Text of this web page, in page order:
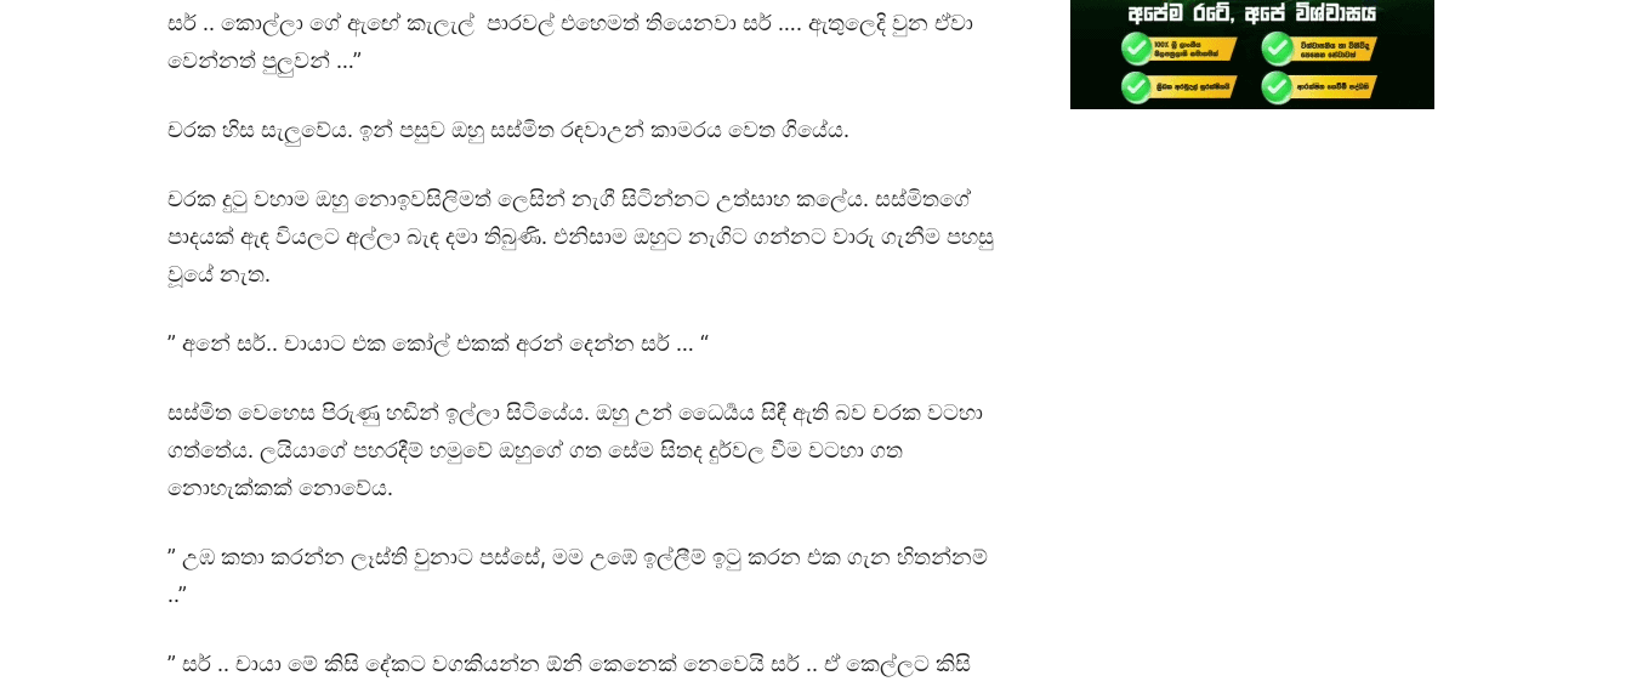
සර් .. කොල්ලා ගේ ඇඟේ කැලැල් පාරවල් එහෙමත් තියෙනවා සර් …. ඇතුලෙදි වුන ඒවා
වෙන්නත් පුලුවන් …”
චරක හිස සැලුවේය. ඉන් පසුව ඔහු සස්මිත රඳවාඋන් කාමරය වෙත ගියේය.
චරක දුටු වහාම ඔහු නොඉවසිලිමත් ලෙසින් නැගී සිටින්නට උත්සාහ කලේය. සස්මිතගේ
පාදයක් ඇඳ වියලට අල්ලා බැඳ දමා තිබුණි. එනිසාම ඔහුට නැගිට ගන්නට වාරු ගැනීම පහසු
වූයේ නැත.
” අනේ සර්.. චායාට එක කෝල් එකක් අරන් දෙන්න සර් … “
සස්මිත වෙහෙස පිරුණු හඬින් ඉල්ලා සිටියේය. ඔහු උන් ධෛර්‍යය සිඳී ඇති බව චරක වටහා
ගත්තේය. ලයියාගේ පහරදීම් හමුවේ ඔහුගේ ගත සේම සිතද දුර්වල වීම වටහා ගත
නොහැක්කක් නොවේය.
” උඹ කතා කරන්න ලෑස්ති වුනාට පස්සේ, මම උඹේ ඉල්ලීම් ඉටු කරන එක ගැන හිතන්නම්
..”
” සර් .. චායා මේ කිසි දේකට වගකියන්න ඕනි කෙනෙක් නෙවෙයි සර් .. ඒ කෙල්ලට කිසි